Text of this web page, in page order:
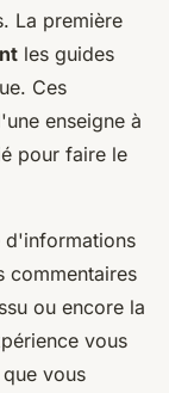
La première
les guides
Ces
enseigne à
pour faire le
d'informations
commentaires
ou encore la
vous
vous